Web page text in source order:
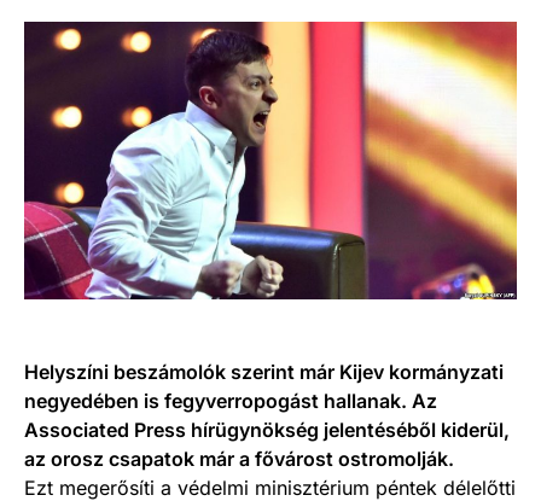
Helyszíni beszámolók szerint már Kijev kormányzati
negyedében is fegyverropogást hallanak. Az
Associated Press hírügynökség jelentéséből kiderül,
az orosz csapatok már a fővárost ostromolják.
Ezt megerősíti a védelmi minisztérium péntek délelőtti